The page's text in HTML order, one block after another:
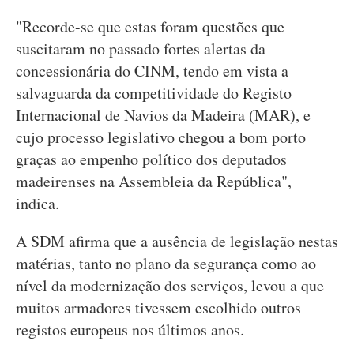
"Recorde-se que estas foram questões que
suscitaram no passado fortes alertas da
concessionária do CINM, tendo em vista a
salvaguarda da competitividade do Registo
Internacional de Navios da Madeira (MAR), e
cujo processo legislativo chegou a bom porto
graças ao empenho político dos deputados
madeirenses na Assembleia da República",
indica.
A SDM afirma que a ausência de legislação nestas
matérias, tanto no plano da segurança como ao
nível da modernização dos serviços, levou a que
muitos armadores tivessem escolhido outros
registos europeus nos últimos anos.